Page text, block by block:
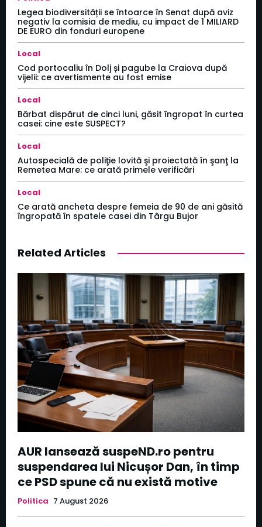
Legea biodiversității se întoarce în Senat după aviz
negativ la comisia de mediu, cu impact de 1 MILIARD
DE EURO din fonduri europene
Local
Cod portocaliu în Dolj și pagube la Craiova după
vijelii: ce avertismente au fost emise
Local
Bărbat dispărut de cinci luni, găsit îngropat în curtea
casei: cine este SUSPECT?
Local
Autospecială de poliţie lovită şi proiectată în şanţ la
Remetea Mare: ce arată primele verificări
Local
Ce arată ancheta despre femeia de 90 de ani găsită
îngropată în spatele casei din Târgu Bujor
Related Articles
AUR lansează suspeND.ro pentru
suspendarea lui Nicușor Dan, în timp
ce PSD spune că nu există motive
Politica 7 August 2026